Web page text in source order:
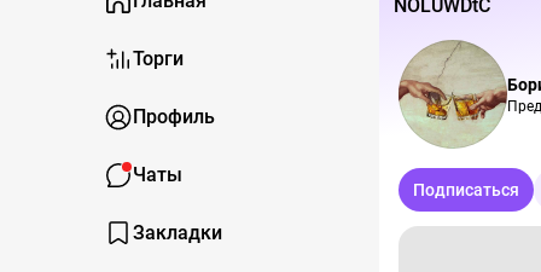
Торги
Профиль
Чаты
Закладки
NOLUWDtC
Подписаться